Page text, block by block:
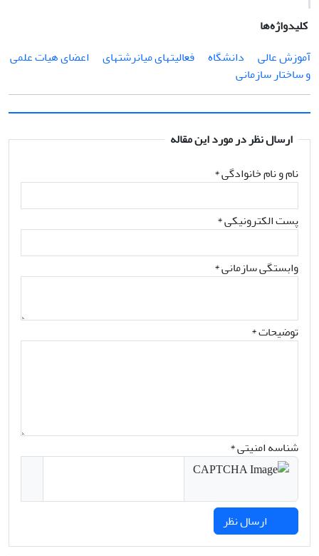
کلیدواژه‌ها
آموزش عالی
دانشگاه فعالیت‏های میان‏رشته‏ای
اعضای هیات علمی
و ساختار سازمانی
ارسال نظر در مورد این مقاله
نام و نام خانوادگی*
پست الکترونیکی*
وابستگی سازمانی *
توضیحات *
شناسه امنیتی *